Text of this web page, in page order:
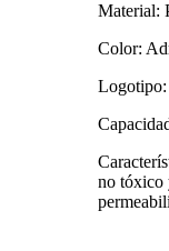
Material:
Color:
Logotipo:
no tóxico